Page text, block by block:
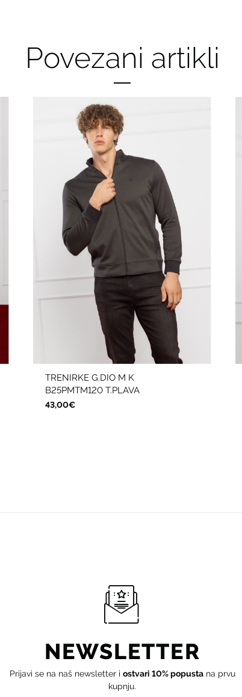
Povezani artikli
TRENIRKE G.DIO M K
B25PMTM120 T.PLAVA
43,00€
NEWSLETTER
Prijavi se na naš newsletter i ostvari 10% popustana prvu
kupnju.